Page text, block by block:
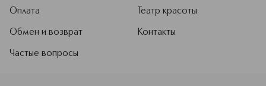
Оплата
Обмен и возврат
Частые вопросы
Театр красоты
Контакты